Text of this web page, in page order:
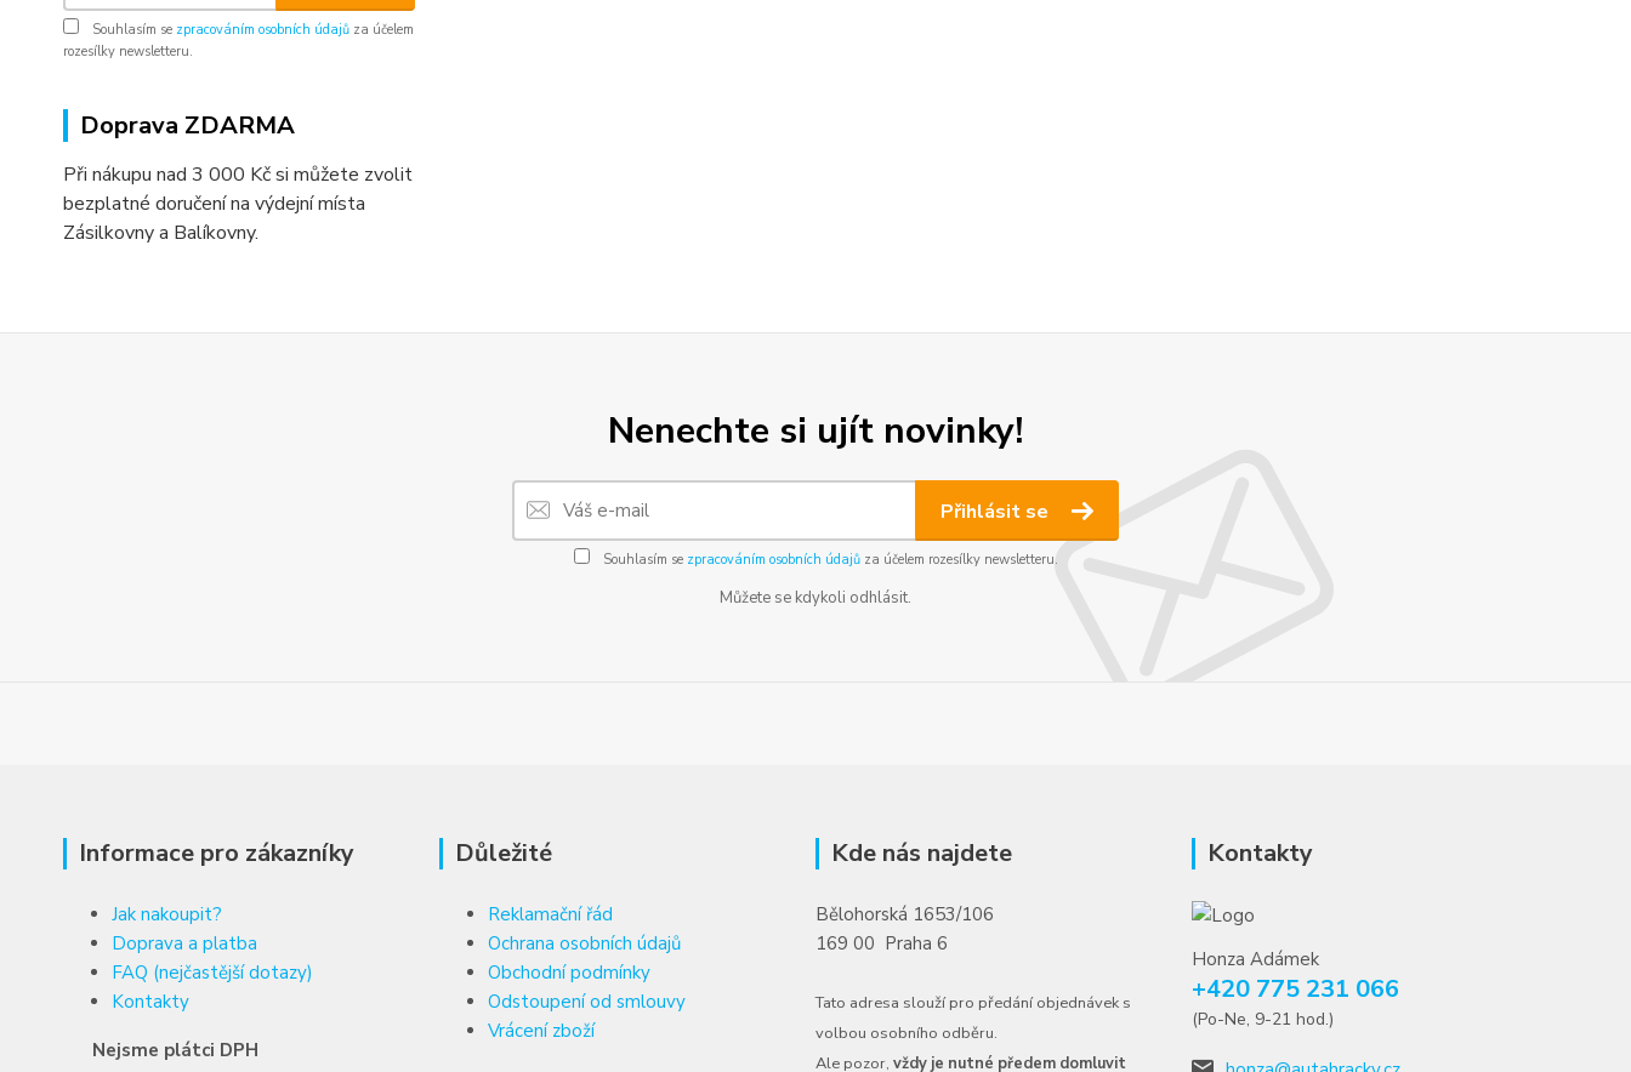
Souhlasím se zpracováním osobních údajů za účelem
rozesílky newsletteru.
Doprava ZDARMA
Při nákupu nad 3 000 Kč si můžete zvolit
bezplatné doručení na výdejní místa
Zásilkovny a Balíkovny.
Nenechte si ujít novinky!
Přihlásit se
Souhlasím se zpracováním osobních údajůza účelem rozesílky newsletteru.
Můžete se kdykoli odhlásit.
Informace pro zákazníky
Jak nakoupit?
Doprava a platba
FAQ (nejčastější dotazy)
Kontakty
Nejsme plátci DPH
Důležité
Reklamační řád
Ochrana osobních údajů
Obchodní podmínky
Odstoupení od smlouvy
Vrácení zboží
Kde nás najdete
Bělohorská 1653/106
169 00 Praha 6
Tato adresa slouží pro předání objednávek s
volbou osobního odběru.
Ale pozor, vždy je nutné předem domluvit
Kontakty
Honza Adámek
+420 775 231 066
(Po-Ne, 9-21 hod.)